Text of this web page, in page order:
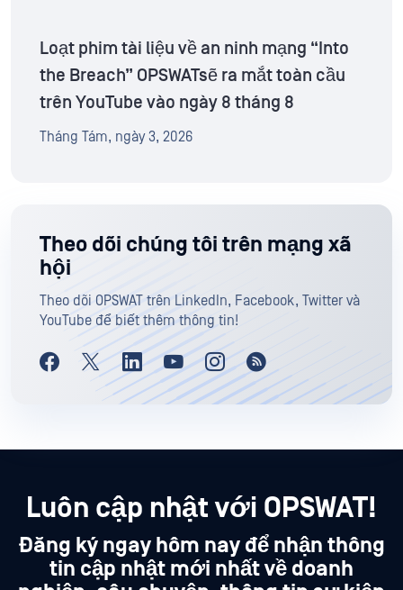
Loạt phim tài liệu về an ninh mạng “Into
the Breach” OPSWATsẽ ra mắt toàn cầu
trên YouTube vào ngày 8 tháng 8
Tháng Tám, ngày 3, 2026
Theo dõi chúng tôi trên mạng xã
hội
Theo dõi OPSWAT trên LinkedIn, Facebook, Twitter và
YouTube để biết thêm thông tin!
Luôn cập nhật với OPSWAT!
Đăng ký ngay hôm nay để nhận thông
tin cập nhật mới nhất về doanh